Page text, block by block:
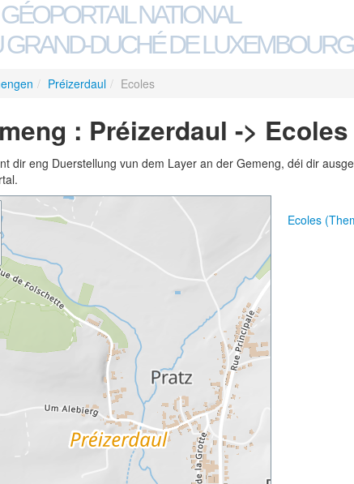
NATIONAL
GRAND-DUCHÉ DE LUXEMBOURG
/ Préizerdaul / Ecoles
: Préizerdaul -> Ecoles
dir eng Duerstellung vun dem Layer an der Gemeng, déi dir
Ecoles